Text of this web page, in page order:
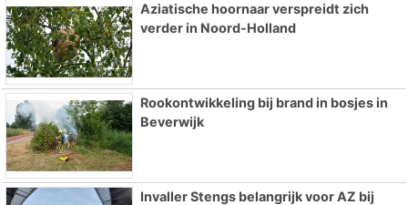
Aziatische hoornaar verspreidt zich
verder in Noord-Holland
Rookontwikkeling bij brand in bosjes in
Beverwijk
Invaller Stengs belangrijk voor AZ bij